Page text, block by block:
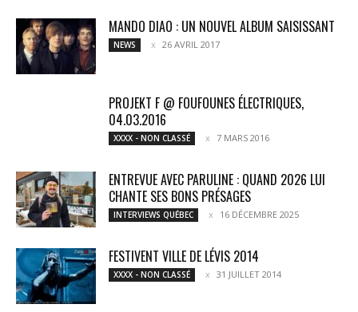
MANDO DIAO : UN NOUVEL ALBUM SAISISSANT
NEWS 26 AVRIL 2017
PROJEKT F @ FOUFOUNES ÉLECTRIQUES,
04.03.2016
XXXX - NON CLASSÉ 7 MARS 2016
ENTREVUE AVEC PARULINE : QUAND 2026 LUI
CHANTE SES BONS PRÉSAGES
INTERVIEWS QUÉBEC 16 DÉCEMBRE 2025
FESTIVENT VILLE DE LÉVIS 2014
XXXX - NON CLASSÉ 31 JUILLET 2014